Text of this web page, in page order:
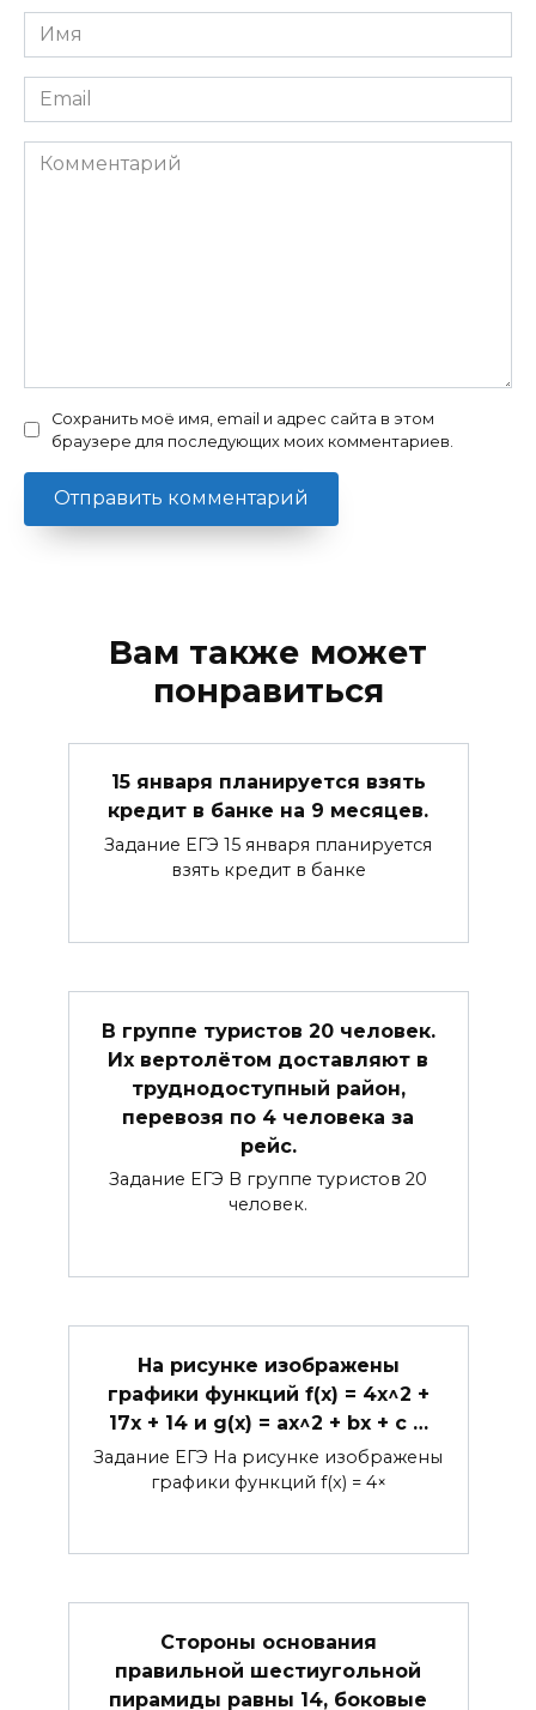
Имя
*
Email
*
Комментарий
Сохранить моё имя, email и адрес сайта в этом
браузере для последующих моих комментариев.
Вам также может
понравиться
15 января планируется взять
кредит в банке на 9 месяцев.
Задание ЕГЭ 15 января планируется
взять кредит в банке
В группе туристов 20 человек.
Их вертолётом доставляют в
труднодоступный район,
перевозя по 4 человека за
рейс.
Задание ЕГЭ В группе туристов 20
человек.
На рисунке изображены
графики функций f(x) = 4x^2 +
17x + 14 и g(x) = ax^2 + bx + c …
Задание ЕГЭ На рисунке изображены
графики функций f(x) = 4×
Стороны основания
правильной шестиугольной
пирамиды равны 14, боковые